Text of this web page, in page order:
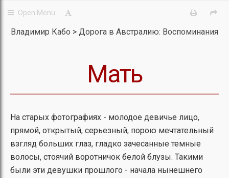
Владимир Кабо Дорога в Австралию: Воспоминания
Мать
На старых фотографиях - молодое девичье лицо,
прямой, открытый, серьезный, порою мечтательный
взгляд больших глаз, гладко зачесанные темные
волосы, стоячий воротничок белой блузы. Такими
были эти девушки прошлого - начала нынешнего